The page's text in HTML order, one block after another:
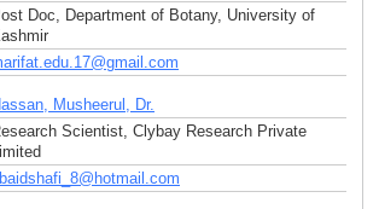
Doc, Department of Botany, University of
@gmail .com
Musheerul, Dr.
Scientist, Clybay Research Private
Limited
@ hotmail com